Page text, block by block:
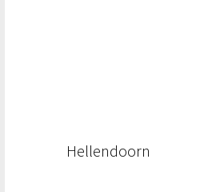
Hellendoorn